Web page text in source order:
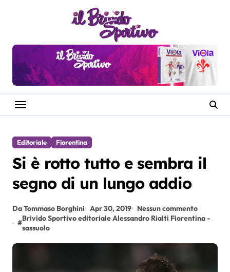
Editoriale Fiorentina
Si è rotto tutto e sembra il
segno di un lungo addio
Da Tommaso Borghini Apr 30, 2019
Nessun commento
#
Brivido Sportivo editoriale Alessandro Rialti Fiorentina -
sassuolo